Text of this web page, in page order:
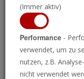
(Immer aktiv)
Performance -
verwendet, um zu
nutzen, z.B.
nicht verwendet